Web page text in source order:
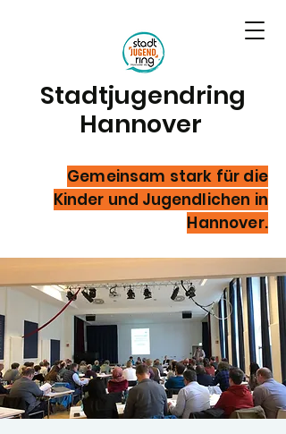
Stadtjugendring
Hannover
Gemeinsam stark für die
Kinder und Jugendlichen in
Hannover.